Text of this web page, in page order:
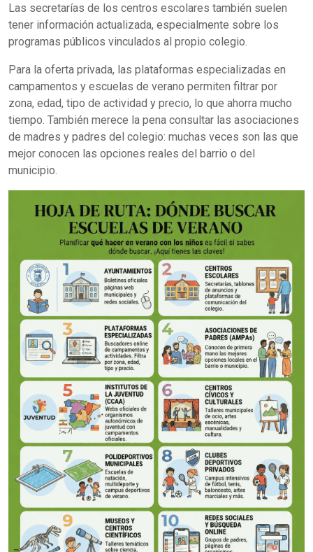
Las secretarías de los centros escolares también suelen
tener información actualizada, especialmente sobre los
programas públicos vinculados al propio colegio.
Para la oferta privada, las plataformas especializadas en
campamentos y escuelas de verano permiten filtrar por
zona, edad, tipo de actividad y precio, lo que ahorra mucho
tiempo. También merece la pena consultar las asociaciones
de madres y padres del colegio: muchas veces son las que
mejor conocen las opciones reales del barrio o del
municipio.